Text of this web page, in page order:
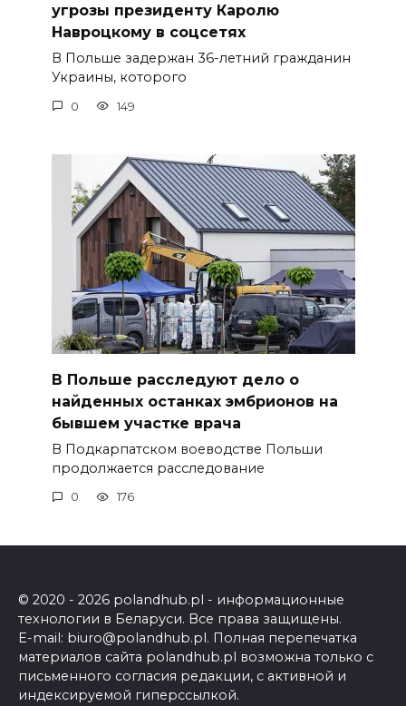
угрозы президенту Каролю
Навроцкому в соцсетях
В Польше задержан 36-летний гражданин
Украины, которого
0 149
В Польше расследуют дело о
найденных останках эмбрионов на
бывшем участке врача
В Подкарпатском воеводстве Польши
продолжается расследование
0 176
© 2020 - 2026 polandhub.pl - информационные
технологии в Беларуси. Все права защищены.
E-mail: biuro@polandhub.pl. Полная перепечатка
материалов сайта polandhub.pl возможна только с
письменного согласия редакции, с активной и
индексируемой гиперссылкой.